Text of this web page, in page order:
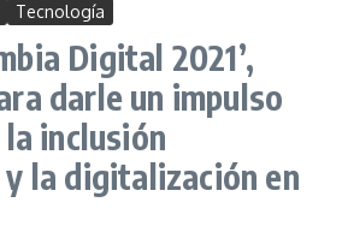
Tecnología
Digital 2021’,
darle un impulso
inclusión
la digitalización en